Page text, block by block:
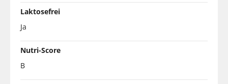
Laktosefrei
Ja
Nutri-Score
B